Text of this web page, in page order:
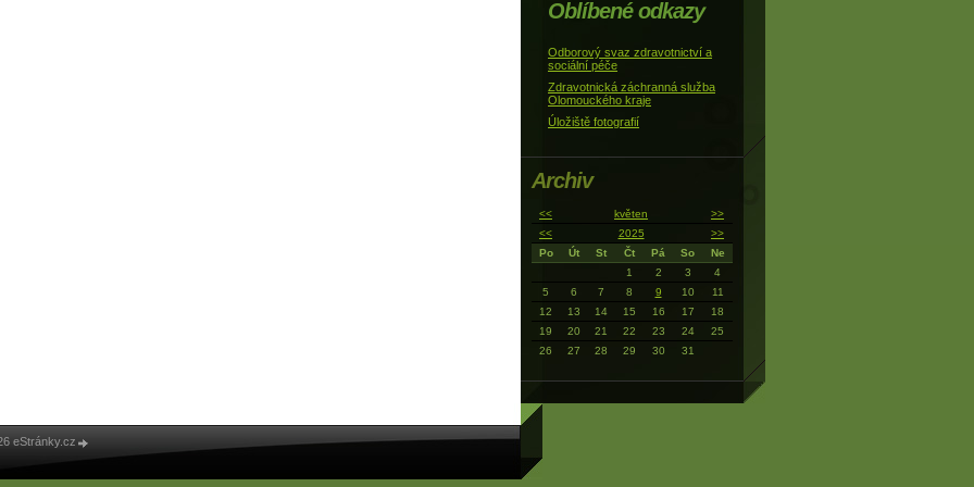
Oblíbené odkazy
Odborový svaz zdravotnictví a
sociální péče
Zdravotnická záchranná služba
Olomouckého kraje
Úložiště fotografií
Archiv
<< květen
>>
<<
2025
>>
Po
Út St Čt Pá So
Ne
1
2 3
4
5
6 7 8 9 10
11
12
13 14 15 16 17
18
19
20 21 22 23 24
25
26
27 28 29 30 31
eStránky.cz